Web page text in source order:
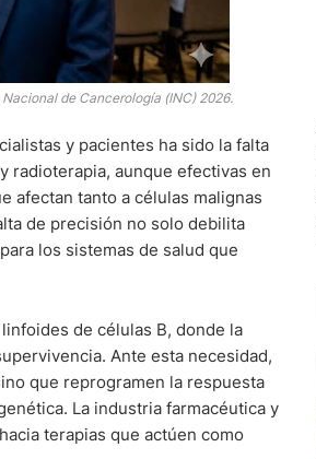
de Cancerología (INC) 2026.
y pacientes ha sido la falta
radioterapia, aunque efectivas en
afectan tanto a células malignas
de precisión no solo debilita
los sistemas de salud que
de células B, donde la
Ante esta necesidad,
que reprogramen la respuesta
La industria farmacéutica y
terapias que actúen como